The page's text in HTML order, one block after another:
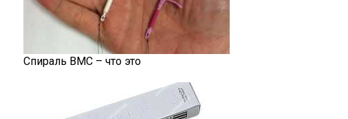
Спираль ВМС – что это